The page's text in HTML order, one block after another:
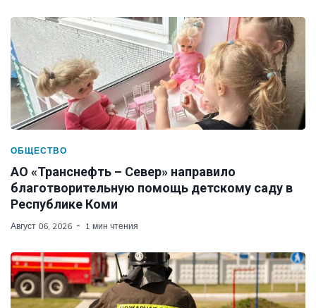
ОБЩЕСТВО
АО «Транснефть – Север» направило
благотворительную помощь детскому саду в
Республике Коми
Август 06, 2026 1 мин чтения